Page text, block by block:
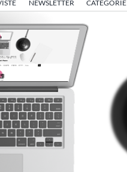
NEWSLETTER CATEGORIE